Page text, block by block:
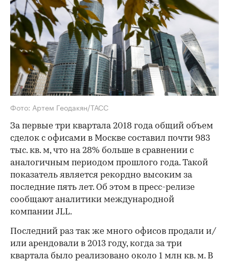
Фото: Артем Геодакян/ТАСС
За первые три квартала 2018 года общий объем
сделок с офисами в Москве составил почти 983
тыс. кв. м, что на 28% больше в сравнении с
аналогичным периодом прошлого года. Такой
показатель является рекордно высоким за
последние пять лет. Об этом в пресс-релизе
сообщают аналитики международной
компании JLL.
Последний раз так же много офисов продали и/
или арендовали в 2013 году, когда за три
квартала было реализовано около 1 млн кв. м. В